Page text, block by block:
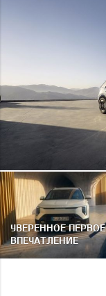
УВЕРЕННОЕ ПЕРВОЕ
ВПЕЧАТЛЕНИЕ